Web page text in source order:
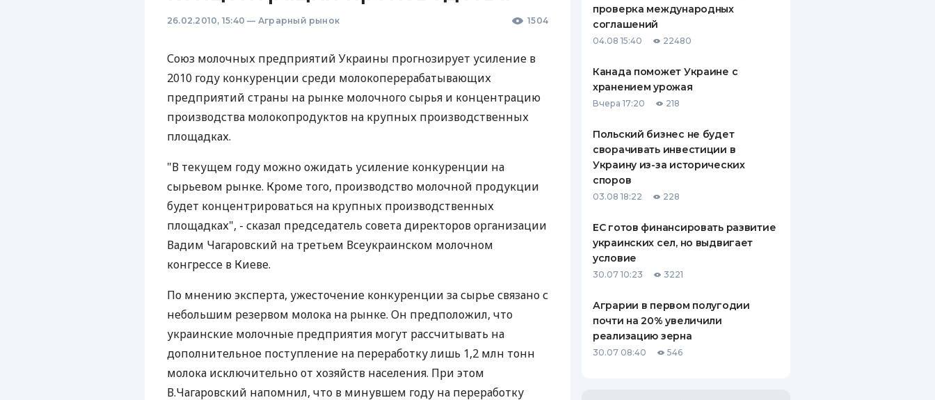
ЕЖЕМЕСЯЧНЫЙ ОБЗОР
ПУТЕВОДИТЕЛИ ПО
БАНКОВСКИМ КАРТАМ
ПУТЕВОДИТЕЛИ ПО
СТРАХОВЫЕ КОМПАНИИ
КОМПАНИЯХ
ДОСТАВКА И ОПЛАТА
КОНТАКТЫ
26.02.2010, 15:40 — Аграрный рынок 1504
Союз молочных предприятий Украины прогнозирует усиление в
2010 году конкуренции среди молокоперерабатывающих
предприятий страны на рынке молочного сырья и концентрацию
производства молокопродуктов на крупных производственных
площадках.
"В текущем году можно ожидать усиление конкуренции на
сырьевом рынке. Кроме того, производство молочной продукции
будет концентрироваться на крупных производственных
площадках", - сказал председатель совета директоров организации
Вадим Чагаровский на третьем Всеукраинском молочном
конгрессе в Киеве.
По мнению эксперта, ужесточение конкуренции за сырье связано с
небольшим резервом молока на рынке. Он предположил, что
украинские молочные предприятия могут рассчитывать на
дополнительное поступление на переработку лишь 1,2 млн тонн
молока исключительно от хозяйств населения. При этом
В.Чагаровский напомнил, что в минувшем году на переработку
проверка международных
соглашений
04.08 15:40 22480
Канада поможет Украине с
хранением урожая
Вчера 17:20 218
Польский бизнес не будет
сворачивать инвестиции в
Украину из-за исторических
споров
03.08 18:22 228
ЕС готов финансировать развитие
украинских сел, но выдвигает
условие
30.07 10:23 3221
Аграрии в первом полугодии
почти на 20% увеличили
реализацию зерна
30.07 08:40 546